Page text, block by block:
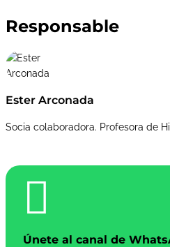
Responsable
Ester Arconada
Socia colaboradora. Profesora de

Únete al canal de